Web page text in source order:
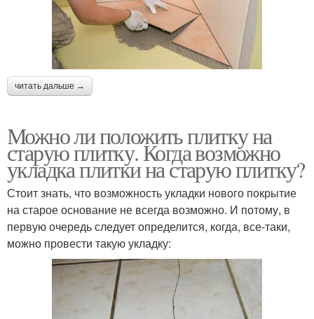
читать дальше →
Можно ли положить плитку на
старую плитку. Когда возможно
укладка плитки на старую плитку?
Стоит знать, что возможность укладки нового покрытие
на старое основание не всегда возможно. И потому, в
первую очередь следует определится, когда, все-таки,
можно провести такую укладку: